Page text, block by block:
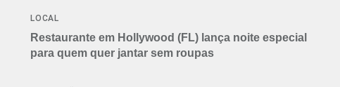
LOCAL
Restaurante em Hollywood (FL) lança noite especial
para quem quer jantar sem roupas